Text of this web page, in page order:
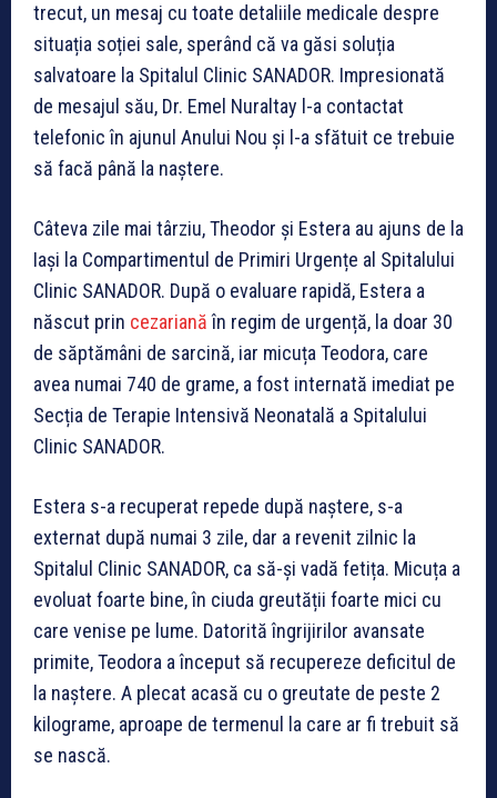
trecut, un mesaj cu toate detaliile medicale despre
situația soției sale, sperând că va găsi soluția
salvatoare la Spitalul Clinic SANADOR. Impresionată
de mesajul său, Dr. Emel Nuraltay l-a contactat
telefonic în ajunul Anului Nou și l-a sfătuit ce trebuie
să facă până la naștere.
Câteva zile mai târziu, Theodor și Estera au ajuns de la
Iași la Compartimentul de Primiri Urgențe al Spitalului
Clinic SANADOR. După o evaluare rapidă, Estera a
născut prin cezarianăîn regim de urgență, la doar 30
de săptămâni de sarcină, iar micuța Teodora, care
avea numai 740 de grame, a fost internată imediat pe
Secția de Terapie Intensivă Neonatală a Spitalului
Clinic SANADOR.
Estera s-a recuperat repede după naștere, s-a
externat după numai 3 zile, dar a revenit zilnic la
Spitalul Clinic SANADOR, ca să-și vadă fetița. Micuța a
evoluat foarte bine, în ciuda greutății foarte mici cu
care venise pe lume. Datorită îngrijirilor avansate
primite, Teodora a început să recupereze deficitul de
la naștere. A plecat acasă cu o greutate de peste 2
kilograme, aproape de termenul la care ar fi trebuit să
se nască.